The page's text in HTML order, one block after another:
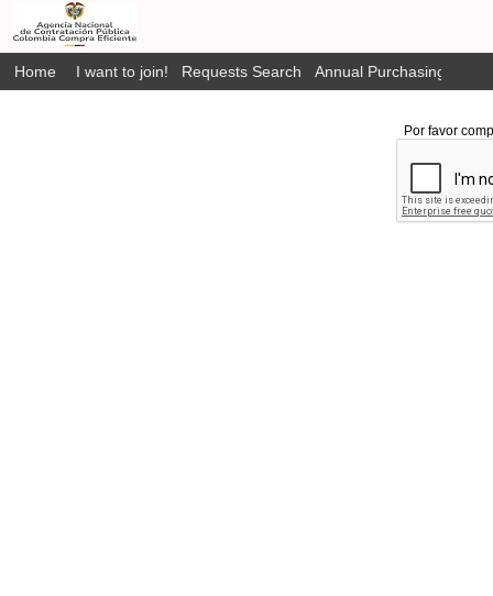
Home I want to join! Requests Search Annual Purchasing Plan
Por favor